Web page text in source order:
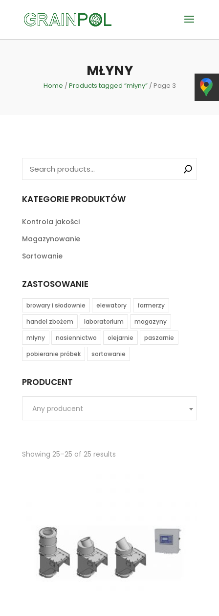
MŁYNY
Home /Products tagged “młyny”/ Page 3
Showing 25–25 of 25 results
KATEGORIE PRODUKTÓW
Kontrola jakości
Magazynowanie
Sortowanie
ZASTOSOWANIE
browary i słodownie elewatory
farmerzy
handel zbożem
laboratorium
magazyny
młyny
nasiennictwo olejarnie
paszarnie
pobieranie próbek
sortowanie
PRODUCENT
Any producent